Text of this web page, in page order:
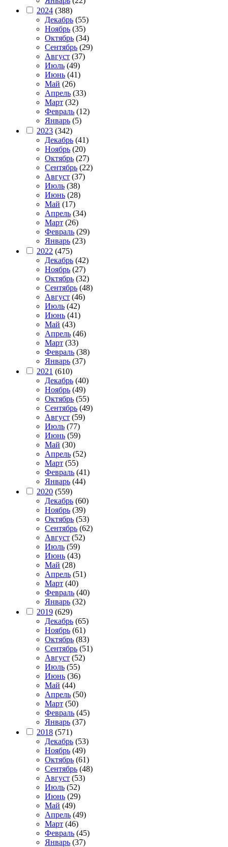
2024 (388)
Декабрь (55)
Ноябрь (35)
Октябрь (34)
Сентябрь (29)
Август (37)
Июль (49)
Июнь (41)
Май (26)
Апрель (33)
Март (32)
Февраль (12)
Январь (5)
2023 (342)
Декабрь (41)
Ноябрь (20)
Октябрь (27)
Сентябрь (22)
Август (37)
Июль (38)
Июнь (28)
Май (17)
Апрель (34)
Март (26)
Февраль (29)
Январь (23)
2022 (475)
Декабрь (42)
Ноябрь (27)
Октябрь (32)
Сентябрь (48)
Август (46)
Июль (42)
Июнь (41)
Май (43)
Апрель (46)
Март (33)
Февраль (38)
Январь (37)
2021 (610)
Декабрь (40)
Ноябрь (49)
Октябрь (55)
Сентябрь (49)
Август (59)
Июль (77)
Июнь (59)
Май (30)
Апрель (52)
Март (55)
Февраль (41)
Январь (44)
2020 (559)
Декабрь (60)
Ноябрь (39)
Октябрь (53)
Сентябрь (62)
Август (52)
Июль (59)
Июнь (43)
Май (28)
Апрель (51)
Март (40)
Февраль (40)
Январь (32)
2019 (629)
Декабрь (65)
Ноябрь (61)
Октябрь (83)
Сентябрь (51)
Август (52)
Июль (55)
Июнь (36)
Май (44)
Апрель (50)
Март (50)
Февраль (45)
Январь (37)
2018 (571)
Декабрь (53)
Ноябрь (49)
Октябрь (61)
Сентябрь (48)
Август (53)
Июль (52)
Июнь (29)
Май (49)
Апрель (49)
Март (46)
Февраль (45)
Январь (37)